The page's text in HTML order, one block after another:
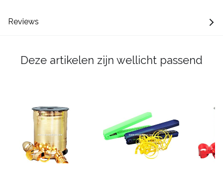
Reviews
Deze artikelen zijn wellicht passend